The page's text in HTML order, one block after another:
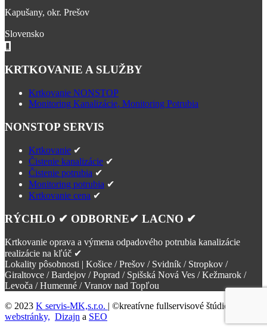
Kapušany, okr. Prešov
Slovensko
KRTKOVANIE A SLUŽBY
Krtkovanie NONSTOP
Monitoring Kanalizácie, Monitoring Potrubia
NONSTOP SERVIS
Krtkovanie ✔
Čistenie kanalizácie ✔
Čistenie potrubia ✔
Monitoring potrubia ✔
Krtkovanie cena ✔
RÝCHLO ✔ ODBORNE✔ LACNO ✔
Krtkovanie oprava a výmena odpadového potrubia kanalizácie
realizácie na kľúč ✔
Lokality pôsobnosti | Košice / Prešov / Svidník / Stropkov /
Giraltovce / Bardejov / Poprad / Spišská Nová Ves / Kežmarok /
Levoča / Humenné / Vranov nad Topľou
© 2023 K servis-MK,s.r.o. | ©kreatívne fullservisové štúdio
webstránky, Dizajn a SEO